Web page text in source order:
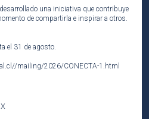
una iniciativa que contribuye
de compartirla e inspirar a otros.
el 31 de agosto.
mailing/2026/CONECTA-1.html
X